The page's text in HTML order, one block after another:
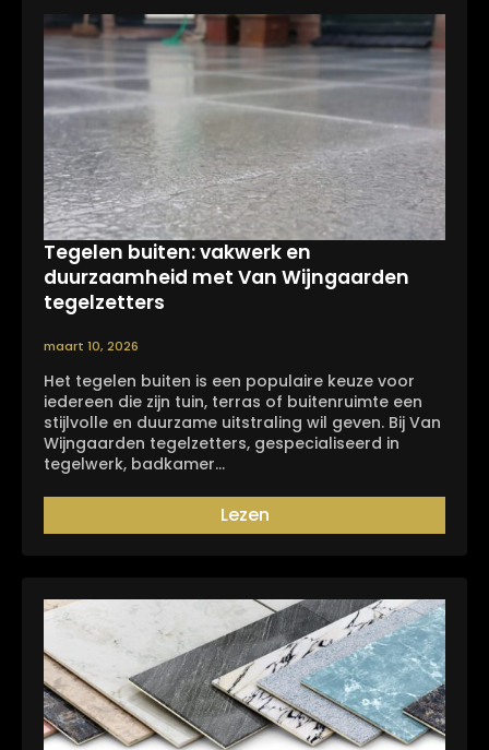
Tegelen buiten: vakwerk en
duurzaamheid met Van Wijngaarden
tegelzetters
maart 10, 2026
Het tegelen buiten is een populaire keuze voor
iedereen die zijn tuin, terras of buitenruimte een
stijlvolle en duurzame uitstraling wil geven. Bij Van
Wijngaarden tegelzetters, gespecialiseerd in
tegelwerk, badkamer…
Lezen